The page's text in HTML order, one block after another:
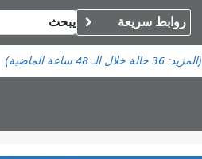
روابط سريعة
(المزيد:36 حالة خلال الـ 48 ساعة الماضية)